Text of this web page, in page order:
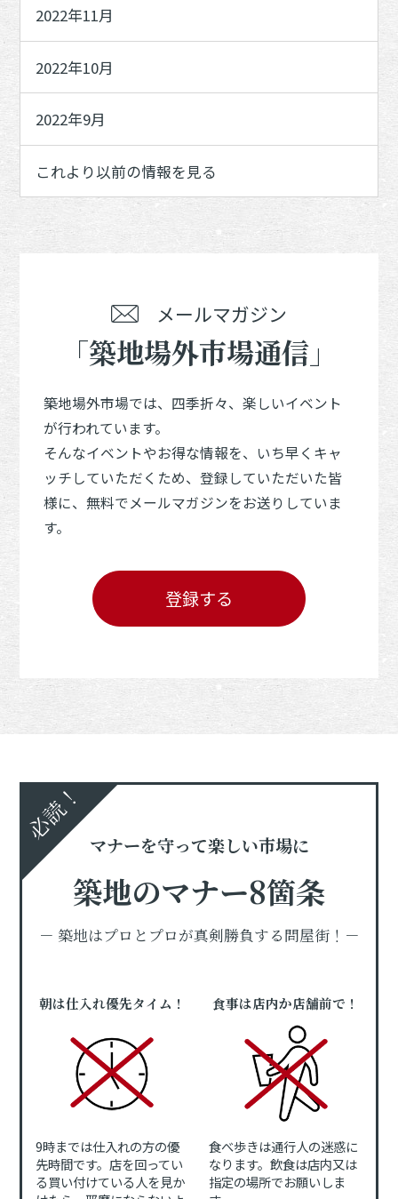
2022年11月
2022年10月
2022年9月
これより以前の情報を見る
メールマガジン
「築地場外市場通信」
築地場外市場では、四季折々、楽しいイベント
が行われています。
そんなイベントやお得な情報を、いち早くキャ
ッチしていただくため、登録していただいた皆
様に、無料でメールマガジンをお送りしていま
す。
登録する
必読！
マナーを守って楽しい市場に
築地のマナー8箇条
－ 築地はプロとプロが真剣勝負する問屋街！－
朝は仕入れ優先タイム！
9時までは仕入れの方の優
先時間です。店を回ってい
る買い付けている人を見か
食事は店内か店舗前で！
食べ歩きは通行人の迷惑に
なります。飲食は店内又は
指定の場所でお願いしま